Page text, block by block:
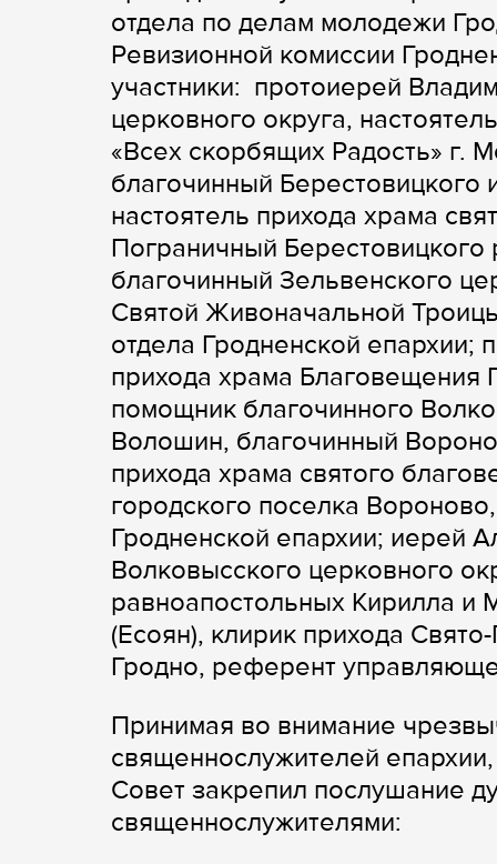
отдела по делам молодежи
Ревизионной комиссии
участники: протоиерей
церковного округа,
«Всех скорбящих Радость» г.
благочинный Берестовицкого
настоятель прихода храма
Пограничный Берестовицкого
благочинный Зельвенского
Святой Живоначальной
отдела Гродненской епархии;
прихода храма Благовещения
помощник благочинного
Волошин, благочинный
прихода храма святого
городского поселка
Гродненской епархии; иерей
Волковысского церковного
равноапостольных Кирилла
(Есоян), клирик прихода
Гродно, референт
Принимая во внимание
священнослужителей
Совет закрепил послушание
священнослужителями: